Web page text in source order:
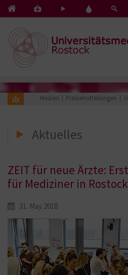
Kontakt
Notfälle
Pflege
Herz
Blut
Medien Pressemitteilungen
Aktuelles
ZEIT für neue Ärzte:
für Mediziner in
31. May 2018